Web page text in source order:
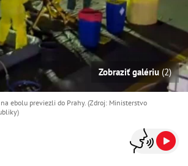
Zobraziť galériu (2)
ebolu previezli do Prahy. (Zdroj: Ministerstvo
)